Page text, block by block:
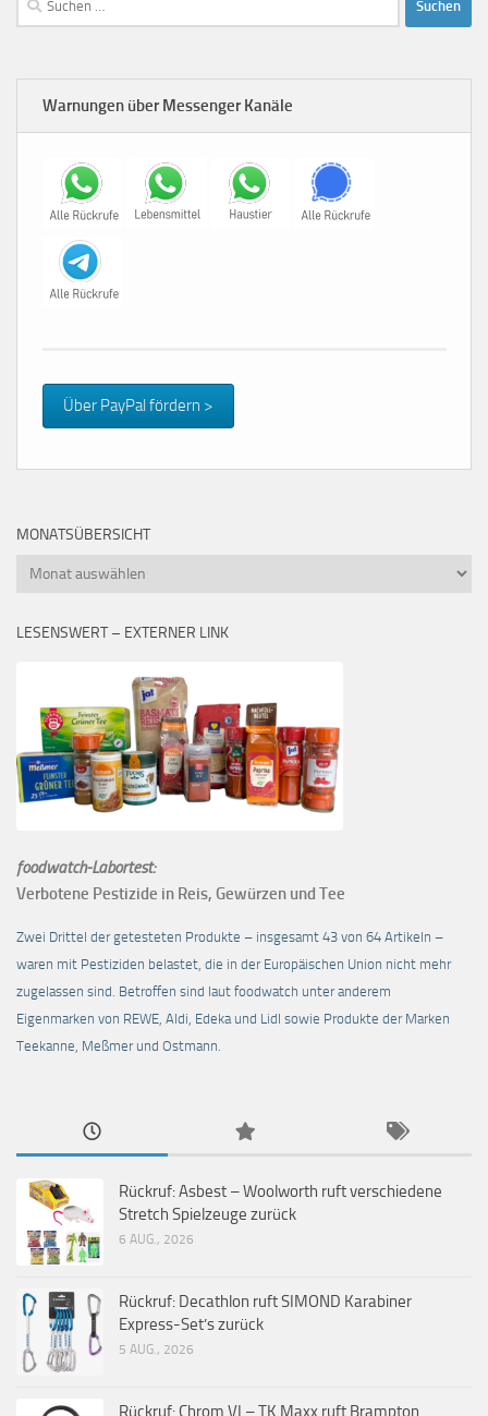
nach:
Warnungen über Messenger Kanäle
Über PayPal fördern >
MONATSÜBERSICHT
Monatsübersicht
LESENSWERT – EXTERNER LINK
foodwatch-Labortest:
Verbotene Pestizide in Reis, Gewürzen und Tee
Zwei Drittel der getesteten Produkte – insgesamt 43 von 64 Artikeln –
waren mit Pestiziden belastet, die in der Europäischen Union nicht mehr
zugelassen sind. Betroffen sind laut foodwatch unter anderem
Eigenmarken von REWE, Aldi, Edeka und Lidl sowie Produkte der Marken
Teekanne, Meßmer und Ostmann.
Rückruf: Asbest – Woolworth ruft verschiedene
Stretch Spielzeuge zurück
6 AUG., 2026
Rückruf: Decathlon ruft SIMOND Karabiner
Express-Set’s zurück
5 AUG., 2026
Rückruf: Chrom VI – TK Maxx ruft Brampton